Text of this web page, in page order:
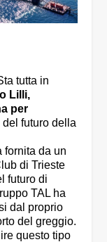
tutta in
Lilli,
per
del futuro della
fornita da un
di Trieste
futuro di
TAL ha
dal proprio
del greggio.
questo tipo